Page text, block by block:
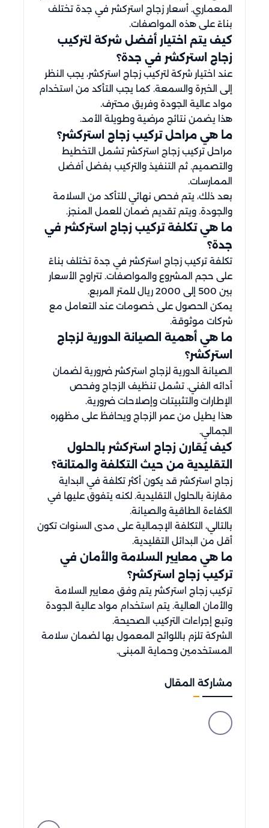
المعماري. أسعار زجاج استركشر في جدة تختلف
بناءً على هذه المواصفات.
كيف يتم اختيار أفضل شركة لتركيب
زجاج استركشر في جدة؟
عند اختيار شركة لتركيب زجاج استركشر، يجب النظر
إلى الخبرة والسمعة. كما يجب التأكد من استخدام
مواد عالية الجودة وفريق محترف.
هذا يضمن نتائج مرضية وطويلة الأمد.
ما هي مراحل تركيب زجاج استركشر؟
مراحل تركيب زجاج استركشر تشمل التخطيط
والتصميم. ثم التنفيذ والتركيب بفضل أفضل
الممارسات.
بعد ذلك، يتم فحص نهائي للتأكد من السلامة
والجودة. ويتم تقديم ضمان للعمل المنجز.
ما هي تكلفة تركيب زجاج استركشر في
جدة؟
تكلفة تركيب زجاج استركشر في جدة تختلف بناءً
على حجم المشروع والمواصفات. تتراوح الأسعار
بين 500 إلى 2000 ريال للمتر المربع.
يمكن الحصول على خصومات عند التعامل مع
شركات موثوقة.
ما هي أهمية الصيانة الدورية لزجاج
استركشر؟
الصيانة الدورية لزجاج استركشر ضرورية لضمان
أدائه الفني. تشمل تنظيف الزجاج وفحص
الإطارات والتثبيتات وإصلاحات ضرورية.
هذا يطيل من عمر الزجاج ويحافظ على مظهره
الجمالي.
كيف يُقارن زجاج استركشر بالحلول
التقليدية من حيث التكلفة والمتانة؟
زجاج استركشر قد يكون أكثر تكلفة في البداية
مقارنة بالحلول التقليدية. لكنه يتفوق عليها في
الكفاءة الطاقية والصيانة.
بالتالي، التكلفة الإجمالية على مدى السنوات تكون
أقل من البدائل التقليدية.
ما هي معايير السلامة والأمان في
تركيب زجاج استركشر؟
تركيب زجاج استركشر يتم وفق معايير السلامة
والأمان العالية. يتم استخدام مواد عالية الجودة
وتبع إجراءات التركيب الصحيحة.
الشركة تلزم باللوائح المعمول بها لضمان سلامة
المستخدمين وحماية المبنى.
مشاركة المقال
facebook
messenger
whatsapp